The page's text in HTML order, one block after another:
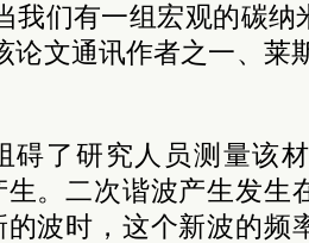
我们有一组宏观的碳
论文通讯作者之一、莱
碍了研究人员测量该
。二次谐波产生发生
波时，这个新波的频